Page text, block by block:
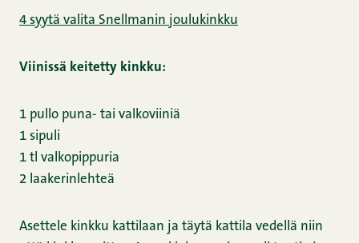
4 syytä valita Snellmanin joulukinkku
Viinissä keitetty kinkku:
1 pullo puna- tai valkoviiniä
1 sipuli
1 tl valkopippuria
2 laakerinlehteä
Asettele kinkku kattilaan ja täytä kattila vedellä niin